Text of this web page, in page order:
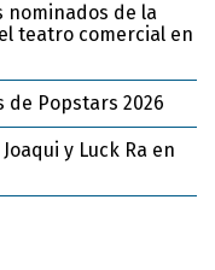
nominados de la
teatro comercial en
de Popstars 2026
y Luck Ra en